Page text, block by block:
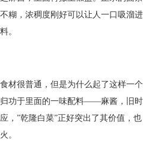
糊，浓稠度刚好可以让人一口吸溜进
。
材很普通，但是为什么起了这样一个
功于里面的一味配料——麻酱，旧时
，”乾隆白菜”正好突出了其价值，也
。